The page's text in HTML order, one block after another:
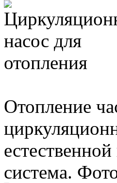
Отопление
система.